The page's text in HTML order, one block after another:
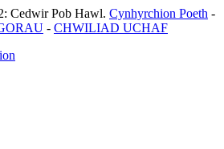
Cedwir Pob Hawl. Cynhyrchion Poeth -
- CHWILIAD UCHAF